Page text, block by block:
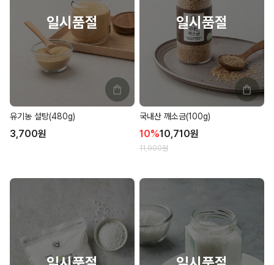
유기농 설탕(480g)
3,700원
국내산 깨소금(100g)
10%10,710원
11,900원